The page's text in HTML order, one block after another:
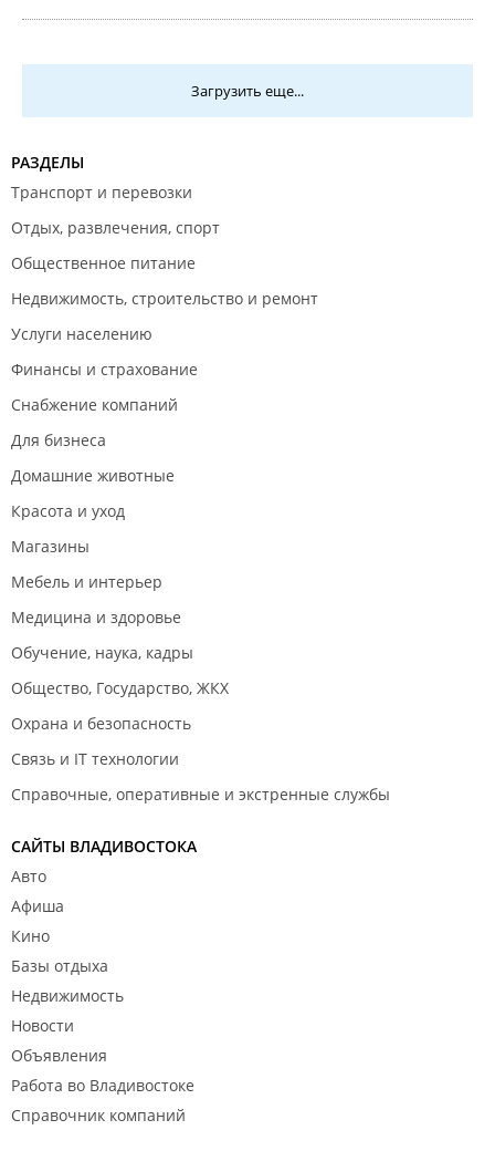
Загрузить еще...
РАЗДЕЛЫ
Транспорт и перевозки
Отдых, развлечения, спорт
Общественное питание
Недвижимость, строительство и ремонт
Услуги населению
Финансы и страхование
Снабжение компаний
Для бизнеса
Домашние животные
Красота и уход
Магазины
Мебель и интерьер
Медицина и здоровье
Обучение, наука, кадры
Общество, Государство, ЖКХ
Охрана и безопасность
Связь и IT технологии
Справочные, оперативные и экстренные службы
САЙТЫ ВЛАДИВОСТОКА
Авто
Афиша
Кино
Базы отдыха
Недвижимость
Новости
Объявления
Работа во Владивостоке
Справочник компаний